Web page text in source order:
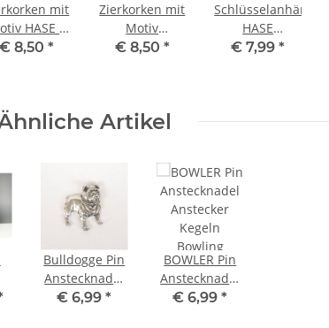
mit
HASE -
€ 8,50 *
Zierkorken mit
Motiv
AUERHAHN -
€ 8,50 *
Schlüsselanhänger
HASE
Anhänger Jagd
€ 7,99*
Artikel
Bulldogge Pin
Anstecknadel
Anstecker
€ 6,99*
BOWLER Pin
Anstecknadel
Anstecker
€ 6,99*